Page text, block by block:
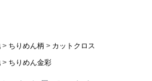
ちりめん柄
カットクロス
ちりめん金彩